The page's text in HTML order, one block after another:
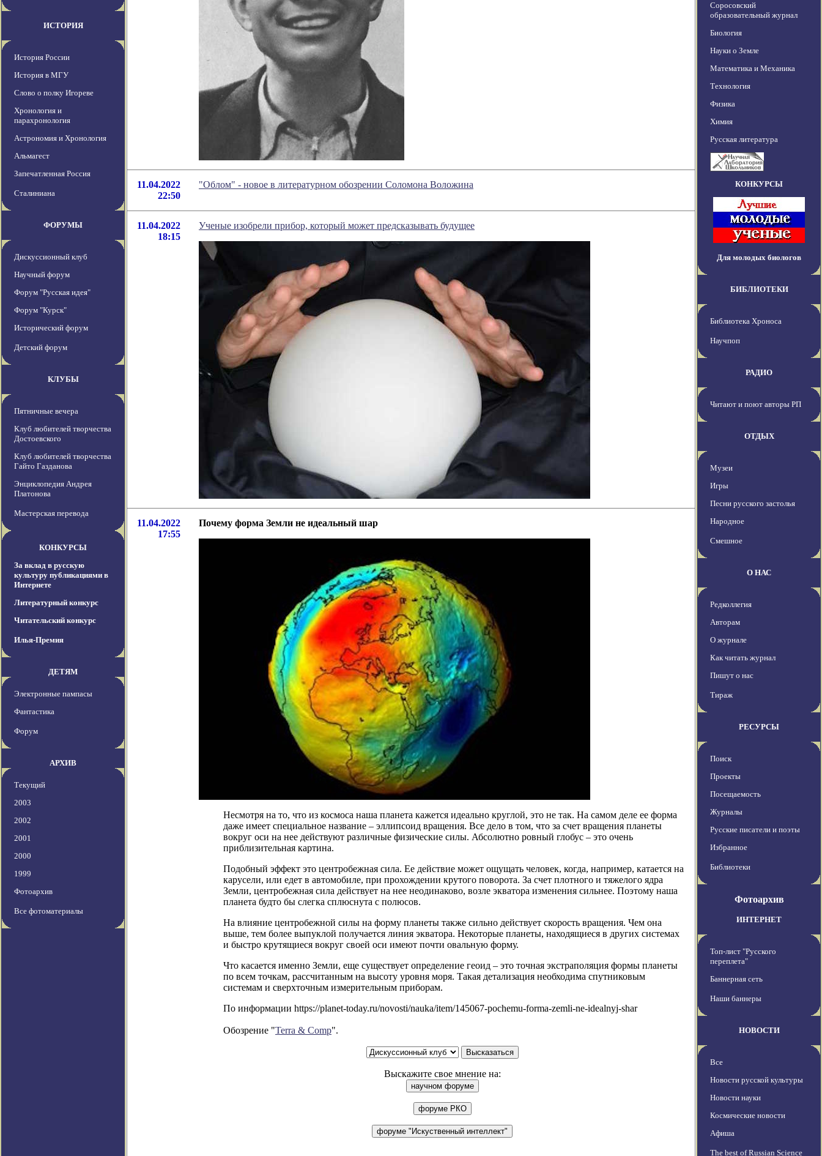
ИСТОРИЯ
История России
История в МГУ
Слово о полку Игореве
Хронология и
парахронология
Астрономия и Хронология
Альмагест
Запечатленная Россия
Сталиниана
ФОРУМЫ
Дискуссионный клуб
Научный форум
Форум "Русская идея"
Форум "Курск"
Исторический форум
Детский форум
КЛУБЫ
Пятничные вечера
Клуб любителей творчества
Достоевского
Клуб любителей творчества
Гайто Газданова
Энциклопедия Андрея
Платонова
Мастерская перевода
КОНКУРСЫ
За вклад в русскую
культуру публикациями в
Интернете
Литературный конкурс
Читательский конкурс
Илья-Премия
ДЕТЯМ
Электронные пампасы
Фантастика
Форум
АРХИВ
Текущий
2003
2002
2001
2000
1999
Фотоархив
Все фотоматериалы
11.04.2022
22:50
"Облом" - новое в литературном обозрении Соломона Воложина
11.04.2022
18:15
Ученые изобрели прибор, который может предсказывать будущее
11.04.2022
17:55
Почему форма Земли не идеальный шар
Несмотря на то, что из космоса наша планета кажется идеально круглой, это не так. На самом деле ее форма
даже имеет специальное название – эллипсоид вращения. Все дело в том, что за счет вращения планеты
вокруг оси на нее действуют различные физические силы. Абсолютно ровный глобус – это очень
приблизительная картина.
Подобный эффект это центробежная сила. Ее действие может ощущать человек, когда, например, катается на
карусели, или едет в автомобиле, при прохождении крутого поворота. За счет плотного и тяжелого ядра
Земли, центробежная сила действует на нее неодинаково, возле экватора изменения сильнее. Поэтому наша
планета будто бы слегка сплюснута с полюсов.
На влияние центробежной силы на форму планеты также сильно действует скорость вращения. Чем она
выше, тем более выпуклой получается линия экватора. Некоторые планеты, находящиеся в других системах
и быстро крутящиеся вокруг своей оси имеют почти овальную форму.
Что касается именно Земли, еще существует определение геоид – это точная экстраполяция формы планеты
по всем точкам, рассчитанным на высоту уровня моря. Такая детализация необходима спутниковым
системам и сверхточным измерительным приборам.
По информации https://planet-today.ru/novosti/nauka/item/145067-pochemu-forma-zemli-ne-idealnyj-shar
Обозрение "Terra & Comp".
Выскажите свое мнение на:
Соросовский
образовательный журнал
Биология
Науки о Земле
Математика и Механика
Технология
Физика
Химия
Русская литература
КОНКУРСЫ
Для молодых биологов
БИБЛИОТЕКИ
Библиотека Хроноса
Научпоп
РАДИО
Читают и поют авторы РП
ОТДЫХ
Музеи
Игры
Песни русского застолья
Народное
Смешное
О НАС
Редколлегия
Авторам
О журнале
Как читать журнал
Пишут о нас
Тираж
РЕСУРСЫ
Поиск
Проекты
Посещаемость
Журналы
Русские писатели и поэты
Избранное
Библиотеки
Фотоархив
ИНТЕРНЕТ
Топ-лист "Русского
переплета"
Баннерная сеть
Наши баннеры
НОВОСТИ
Все
Новости русской культуры
Новости науки
Космические новости
Афиша
The best of Russian Science